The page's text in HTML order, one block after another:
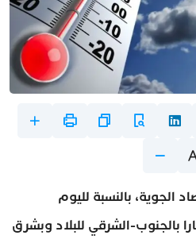
الجوية، بالنسبة لليوم
بالجنوب-الشرقي للبلاد وبشرق